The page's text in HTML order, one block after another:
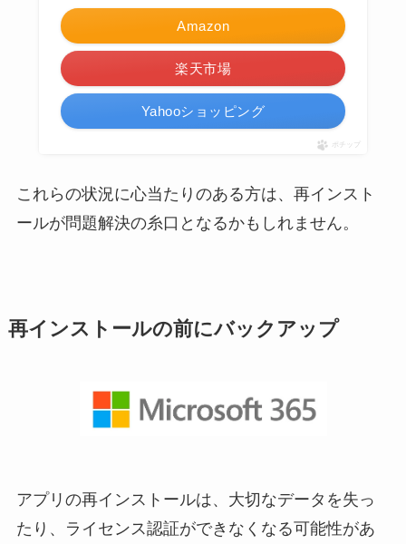
Amazon
楽天市場
Yahooショッピング
ポチップ
これらの状況に心当たりのある方は、再インスト
ールが問題解決の糸口となるかもしれません。
再インストールの前にバックアップ
アプリの再インストールは、大切なデータを失っ
たり、ライセンス認証ができなくなる可能性があ